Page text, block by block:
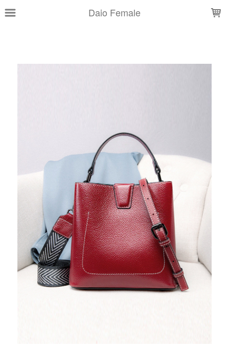
Daio Female